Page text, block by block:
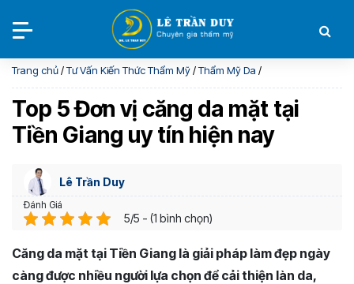
Trang chủ/Tư Vấn Kiến Thức Thẩm Mỹ/Thẩm Mỹ Da /
Top 5 Đơn vị căng da mặt tại
Tiền Giang uy tín hiện nay
Lê Trần Duy
Đánh Giá
5/5 - (1 bình chọn)
Căng da mặt tại Tiền Giang là giải pháp làm đẹp ngày
càng được nhiều người lựa chọn để cải thiện làn da,